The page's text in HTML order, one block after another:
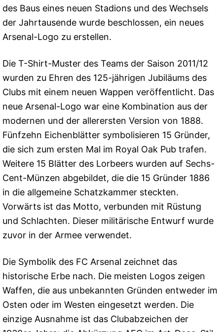
des Baus eines neuen Stadions und des Wechsels
der Jahrtausende wurde beschlossen, ein neues
Arsenal-Logo zu erstellen.
Die T-Shirt-Muster des Teams der Saison 2011/12
wurden zu Ehren des 125-jährigen Jubiläums des
Clubs mit einem neuen Wappen veröffentlicht. Das
neue Arsenal-Logo war eine Kombination aus der
modernen und der allerersten Version von 1888.
Fünfzehn Eichenblätter symbolisieren 15 Gründer,
die sich zum ersten Mal im Royal Oak Pub trafen.
Weitere 15 Blätter des Lorbeers wurden auf Sechs-
Cent-Münzen abgebildet, die die 15 Gründer 1886
in die allgemeine Schatzkammer steckten.
Vorwärts ist das Motto, verbunden mit Rüstung
und Schlachten. Dieser militärische Entwurf wurde
zuvor in der Armee verwendet.
Die Symbolik des FC Arsenal zeichnet das
historische Erbe nach. Die meisten Logos zeigen
Waffen, die aus unbekannten Gründen entweder im
Osten oder im Westen eingesetzt werden. Die
einzige Ausnahme ist das Clubabzeichen der